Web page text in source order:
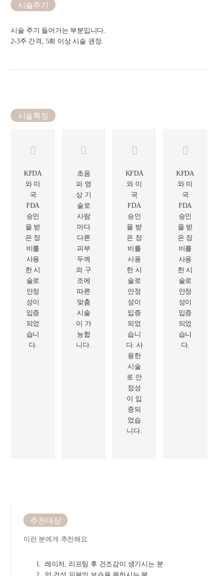
시술주기
시술 주기 들어가는 부분입니다.
2-3주 간격, 5회 이상 시술 권장.
시술특징
KFDA
와 미
국
FDA
승인
을 받
은 장
비를
사용
한 시
술로
안정
성이
입증
되었
습니
다.
초음
파 영
상 기
술로
사람
마다
다른
피부
두께
와 구
조에
따른
맞춤
시술
이 가
능합
니다.
KFDA
와 미
국
FDA
승인
을 받
은 장
비를
사용
한 시
술로
안정
성이
입증
되었
습니
다. 사
용한
시술
로 안
정성
이 입
증되
었습
니다.
KFDA
와 미
국
FDA
승인
을 받
은 장
비를
사용
한 시
술로
안정
성이
입증
되었
습니
다.
추천대상
이런 분에게 추천해요
레이저, 리프팅 후 건조감이 생기시는 분
악 건성 피부의 보습을 원하시는 분